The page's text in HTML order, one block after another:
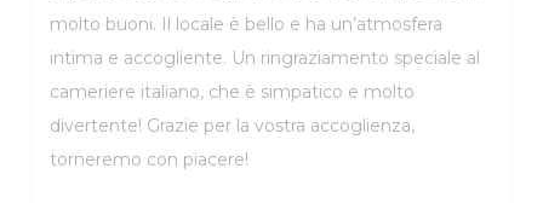
molto buoni. Il locale è bello e ha un’atmosfera
intima e accogliente. Un ringraziamento speciale al
cameriere italiano, che è simpatico e molto
divertente! Grazie per la vostra accoglienza,
torneremo con piacere!